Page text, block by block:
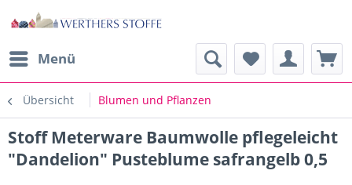
Menü
Übersicht Blumen und Pflanzen
Stoff Meterware Baumwolle pflegeleicht
"Dandelion" Pusteblume safrangelb 0,5